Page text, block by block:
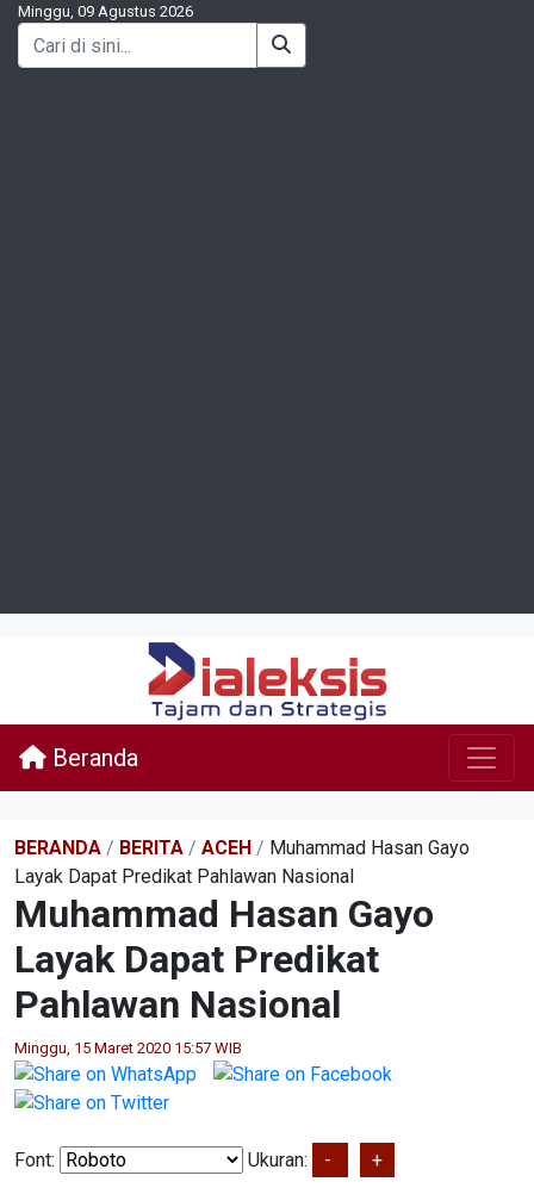
Minggu, 09 Agustus 2026
Beranda
BERANDA / BERITA / ACEH / Muhammad Hasan Gayo
Layak Dapat Predikat Pahlawan Nasional
Muhammad Hasan Gayo
Layak Dapat Predikat
Pahlawan Nasional
Minggu, 15 Maret 2020 15:57 WIB
Font: Ukuran: - +